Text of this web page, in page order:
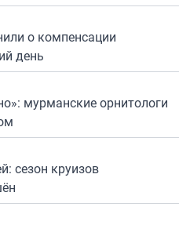
о компенсации
день
мурманские орнитологи
сезон круизов